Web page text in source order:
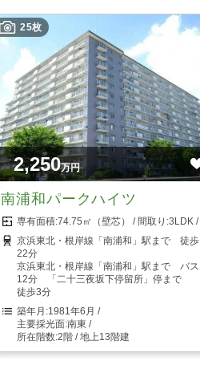
25枚
2,250万円
南浦和パークハイツ
74.75㎡（壁芯）
3LDK
京浜東北・根岸線「南浦和」駅まで 徒歩
22分
京浜東北・根岸線「南浦和」駅まで バス
12分 「二十三夜坂下停留所」停まで
徒歩3分
1981年6月
南東
2階 / 地上13階建